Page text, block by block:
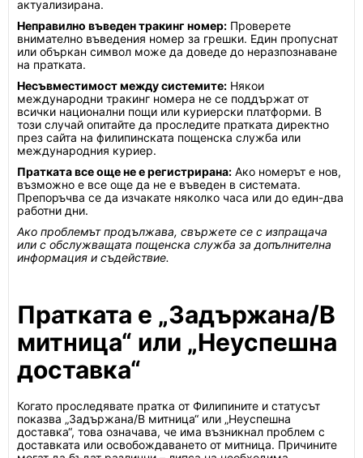
актуализирана.
Неправилно въведен тракинг номер: Проверете
внимателно въведения номер за грешки. Един пропуснат
или объркан символ може да доведе до неразпознаване
на пратката.
Несъвместимост между системите: Някои
международни тракинг номера не се поддържат от
всички национални пощи или куриерски платформи. В
този случай опитайте да проследите пратката директно
през сайта на филипинската пощенска служба или
международния куриер.
Пратката все още не е регистрирана: Ако номерът е нов,
възможно е все още да не е въведен в системата.
Препоръчва се да изчакате няколко часа или до един-два
работни дни.
Ако проблемът продължава, свържете се с изпращача
или с обслужващата пощенска служба за допълнителна
информация и съдействие.
Пратката е „Задържана/В
митница“ или „Неуспешна
доставка“
Когато проследявате пратка от Филипините и статусът
показва „Задържана/В митница“ или „Неуспешна
доставка“, това означава, че има възникнал проблем с
доставката или освобождаването от митница. Причините